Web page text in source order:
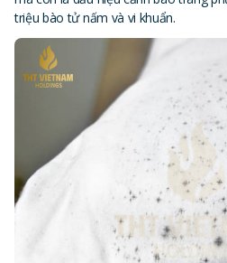
triệu bào tử nấm và vi khuẩn.